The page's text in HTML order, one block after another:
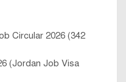
Circular 2026 (342
(Jordan Job Visa